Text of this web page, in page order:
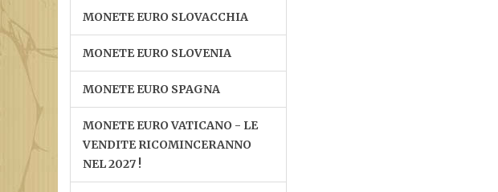
MONETE EURO SLOVACCHIA
MONETE EURO SLOVENIA
MONETE EURO SPAGNA
MONETE EURO VATICANO - LE
VENDITE RICOMINCERANNO
NEL 2027 !